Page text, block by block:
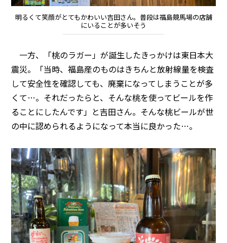
明るくて笑顔がとてもかわいい吉田さん。普段は福島競馬場の店舗
にいることが多いそう
一方、「桃のラガー」が誕生したきっかけは東日本大
震災。「当時、福島産のものはきちんと放射線量を検査
して安全性を確認しても、廃棄になってしまうことが多
くて…。それだったらと、そんな桃を使ってビールを作
ることにしたんです」と吉田さん。そんな桃ビールが世
の中に認められるようになって本当に良かった…。